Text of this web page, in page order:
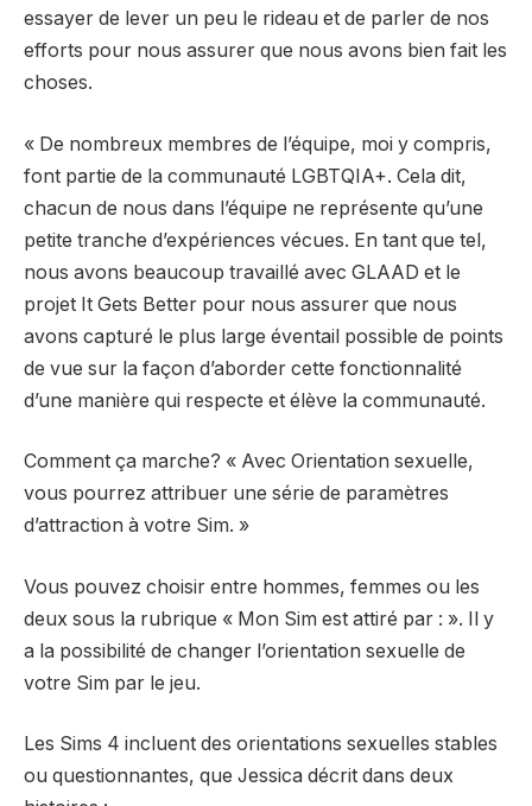
essayer de lever un peu le rideau et de parler de nos
efforts pour nous assurer que nous avons bien fait les
choses.
« De nombreux membres de l’équipe, moi y compris,
font partie de la communauté LGBTQIA+. Cela dit,
chacun de nous dans l’équipe ne représente qu’une
petite tranche d’expériences vécues. En tant que tel,
nous avons beaucoup travaillé avec GLAAD et le
projet It Gets Better pour nous assurer que nous
avons capturé le plus large éventail possible de points
de vue sur la façon d’aborder cette fonctionnalité
d’une manière qui respecte et élève la communauté.
Comment ça marche? « Avec Orientation sexuelle,
vous pourrez attribuer une série de paramètres
d’attraction à votre Sim. »
Vous pouvez choisir entre hommes, femmes ou les
deux sous la rubrique « Mon Sim est attiré par : ». Il y
a la possibilité de changer l’orientation sexuelle de
votre Sim par le jeu.
Les Sims 4 incluent des orientations sexuelles stables
ou questionnantes, que Jessica décrit dans deux